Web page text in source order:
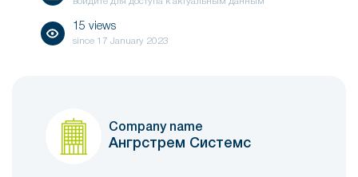
15 views
since 17 January 2023
Company name
Ангрстрем Системс